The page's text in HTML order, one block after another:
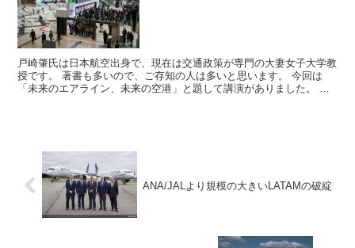
戸崎肇氏は日本航空出身で、現在は交通政策が専門の大妻女子大学教
授です。 著書も多いので、ご存知の人は多いと思います。 今回は
「未来のエアライン、未来の空港」と題して講演がありました。 国
ANA/JALより規模の大きいLATAMの破綻